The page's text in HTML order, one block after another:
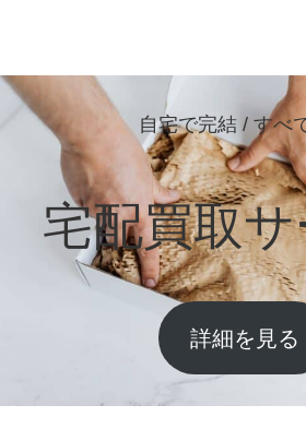
自宅で完結 / すべ
宅配買取サ
詳細を見る